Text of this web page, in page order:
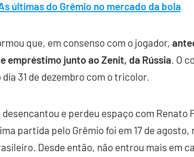
últimas do Grêmio no mercado da bola
que, em consenso com o jogador,
empréstimo junto ao Zenit, da Rússia . O
31 de dezembro com o tricolor.
desencantou e perdeu espaço com
partida pelo Grêmio foi em 17 de agosto,
Desde então, não entrou mais em